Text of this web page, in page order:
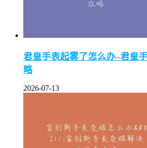
君皇手表起雾了怎么办–君皇
略
2026-07-13